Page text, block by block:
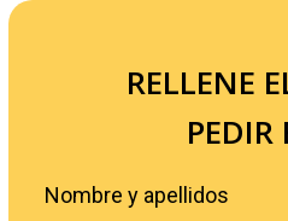
RELLENE
PEDIR
Nombre y apellidos